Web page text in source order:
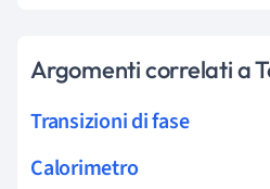
Argomenti correlati a
Transizioni di fase
Calorimetro